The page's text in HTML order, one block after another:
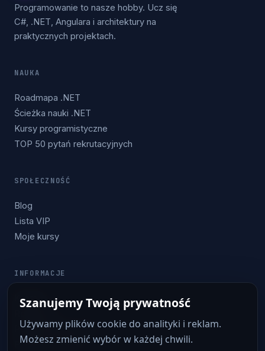
Programowanie to nasze hobby. Ucz się
C#, .NET, Angulara i architektury na
praktycznych projektach.
NAUKA
Roadmapa .NET
Ścieżka nauki .NET
Kursy programistyczne
TOP 50 pytań rekrutacyjnych
SPOŁECZNOŚĆ
Blog
Lista VIP
Moje kursy
INFORMACJE
Kontakt
Regulamin
Polityka prywatności
Polityka cookies
Szanujemy Twoją prywatność
Używamy plików cookie do analityki i reklam.
Możesz zmienić wybór w każdej chwili.